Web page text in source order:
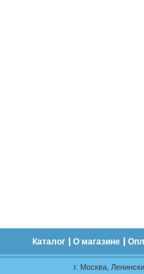
Каталог О магазине
г. Москва,